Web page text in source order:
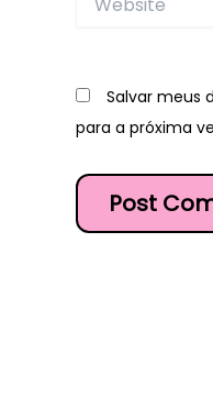
Salvar meus
para a próxima